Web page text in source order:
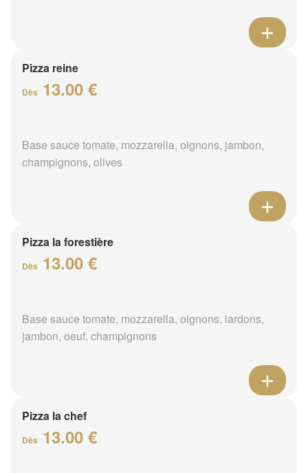
Pizza reine
Dès 13.00 €
Base sauce tomate, mozzarella, oignons, jambon,
champignons, olives
Pizza la forestière
Dès 13.00 €
Base sauce tomate, mozzarella, oignons, lardons,
jambon, oeuf, champignons
Pizza la chef
Dès 13.00 €